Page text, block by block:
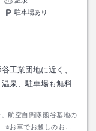
駐車場あり
工業団地に近く、
泉、駐車場も無料
航空自衛隊熊谷基地の
お車でお越しのお客